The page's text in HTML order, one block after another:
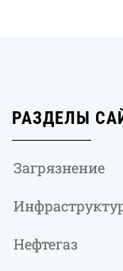
РАЗДЕЛЫ
Загрязнение
Нефтегаз